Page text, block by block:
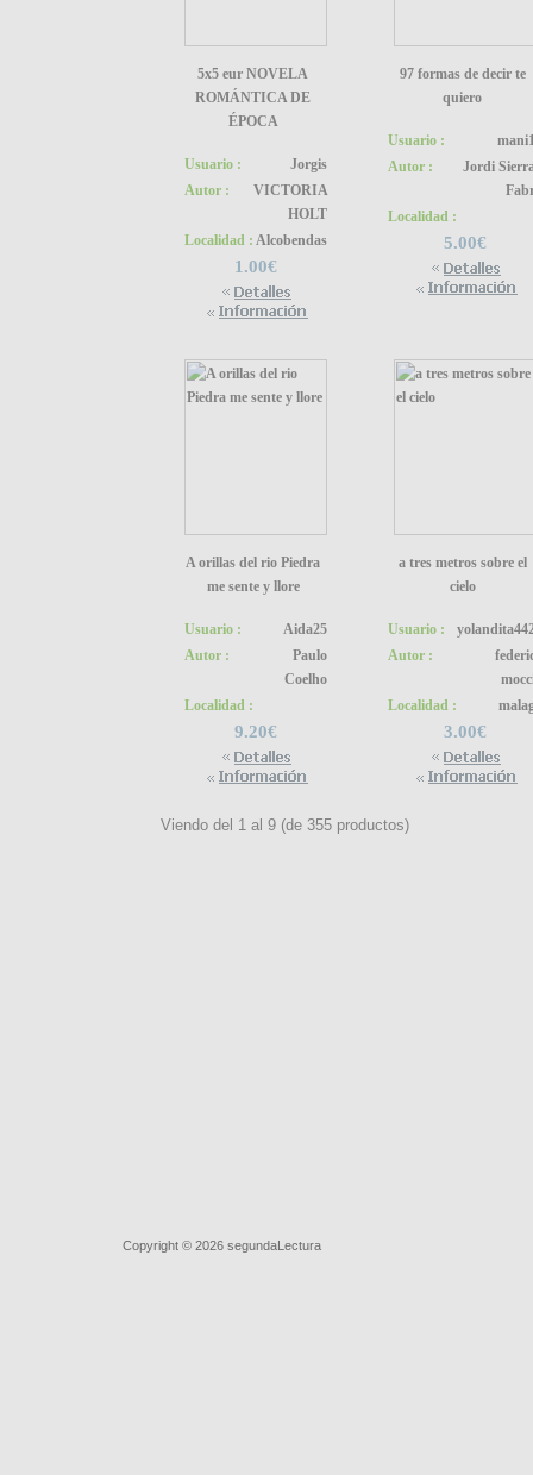
5x5 eur NOVELA
ROMÁNTICA DE
ÉPOCA
Usuario :
Jorgis
Autor :
VICTORIA
HOLT
Localidad : Alcobendas
1.00€
97 formas de decir te
quiero
Usuario :
Autor :
Jordi
Localidad :
5.00€
A orillas del rio Piedra
me sente y llore
Usuario :
Aida25
Autor :
Paulo
Coelho
Localidad :
9.20€
a tres metros sobre el
cielo
Usuario :
Autor :
Localidad :
3.00€
Viendo del 1 al 9 (de 355 productos)
Copyright © 2026 segundaLectura